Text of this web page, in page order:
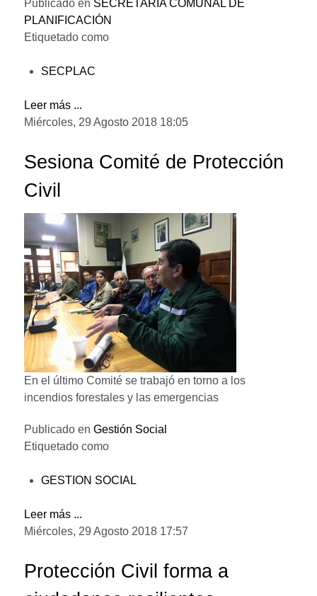
Publicado en SECRETARÍA COMUNAL DE
PLANIFICACIÓN
Etiquetado como
SECPLAC
Leer más ...
Miércoles, 29 Agosto 2018 18:05
Sesiona Comité de Protección
Civil
En el último Comité se trabajó en torno a los
incendios forestales y las emergencias
Publicado en Gestión Social
Etiquetado como
GESTION SOCIAL
Leer más ...
Miércoles, 29 Agosto 2018 17:57
Protección Civil forma a